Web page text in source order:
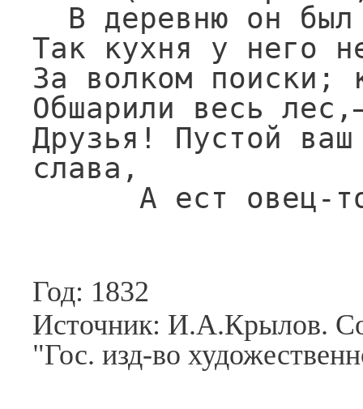
Так кухня у него
За волком поиски;
Обшарили весь
Друзья! Пустой
слава,
А ест
Год: 1832
Источник: И.А.Крылов.
"Гос. изд-во